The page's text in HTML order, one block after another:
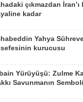
çıkmazdan
kadar
Yahya
kurucusu
Yürüyüşü: Zulme
Savunmanın